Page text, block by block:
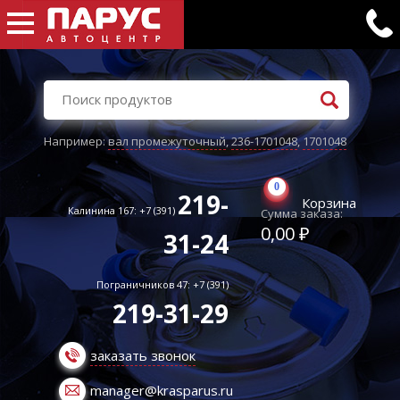
Например:вал промежуточный,236-1701048,1701048
Калинина 167: +7 (391) 219-
31-24
Пограничников 47: +7 (391)
219-31-29
заказать звонок
manager@krasparus.ru
0
Корзина
Сумма заказа:
0,00 ₽